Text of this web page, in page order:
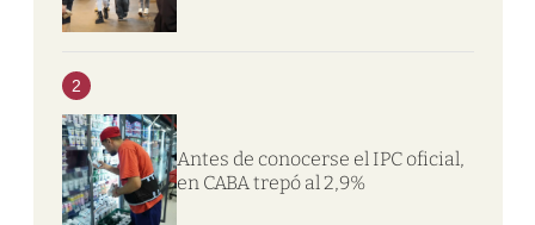
2
Antes de conocerse el IPC oficial,
en CABA trepó al 2,9%